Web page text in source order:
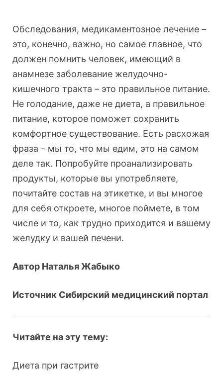
Обследования, медикаментозное лечение –
это, конечно, важно, но самое главное, что
должен помнить человек, имеющий в
анамнезе заболевание желудочно-
кишечного тракта – это правильное питание.
Не голодание, даже не диета, а правильное
питание, которое поможет сохранить
комфортное существование. Есть расхожая
фраза – мы то, что мы едим, это на самом
деле так. Попробуйте проанализировать
продукты, которые вы употребляете,
почитайте состав на этикетке, и вы многое
для себя откроете, многое поймете, в том
числе и то, как трудно приходится и вашему
желудку и вашей печени.
Автор Наталья Жабыко
Источник Сибирский медицинский портал
Читайте на эту тему:
Диета при гастрите